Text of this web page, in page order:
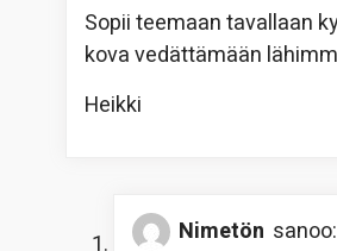
Sopii teemaan tavallaan
kova vedättämään
Heikki
Nimetön sanoo: